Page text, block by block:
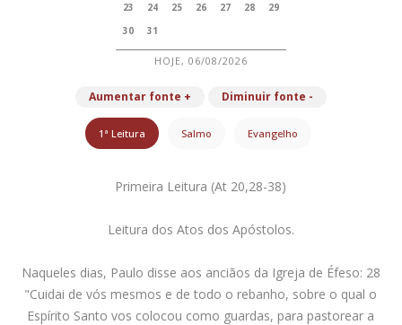
23
24 25 26 27 28
29
30
31
HOJE, 06/08/2026
Aumentar fonte + Diminuir fonte -
1ª Leitura Salmo Evangelho
Primeira Leitura (At 20,28-38)
Leitura dos Atos dos Apóstolos.
Naqueles dias, Paulo disse aos anciãos da Igreja de Éfeso: 28
"Cuidai de vós mesmos e de todo o rebanho, sobre o qual o
Espírito Santo vos colocou como guardas, para pastorear a